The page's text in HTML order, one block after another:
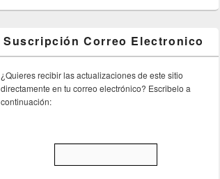
Suscripción Correo Electronico
¿Quieres recibir las actualizaciones de este sitio
directamente en tu correo electrónico? Escribelo a
continuación: